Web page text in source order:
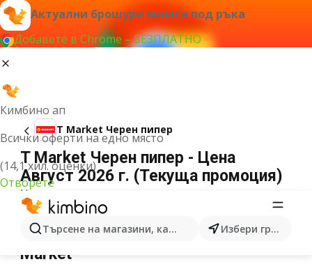
Актуални брошури винаги под ръка
Добавете в Chrome – БЕЗПЛАТНО
Кимбино ап
Всички оферти на едно място
(14,1 хил. оценки)
Отворете
Търсене на магазини, категории, продукти...Избери град
T Market Черен пипер
T Market Черен пипер - Цена
Август 2026 г. (Текуща промоция)
Не можахме да намерим резултати за този
термин.
Още продукти в магазините T
Market